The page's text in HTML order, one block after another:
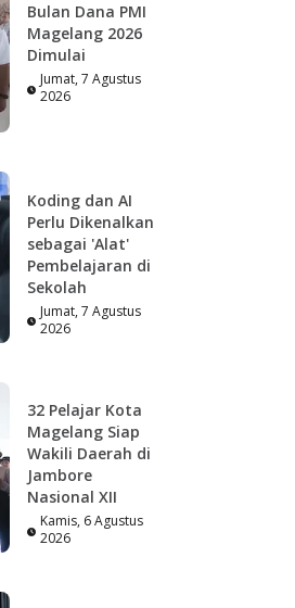
Bulan Dana PMI
Magelang 2026
Dimulai
Jumat, 7 Agustus
2026
Koding dan AI
Perlu Dikenalkan
sebagai 'Alat'
Pembelajaran di
Sekolah
Jumat, 7 Agustus
2026
32 Pelajar Kota
Magelang Siap
Wakili Daerah di
Jambore
Nasional XII
Kamis, 6 Agustus
2026